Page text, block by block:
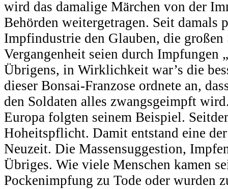
wird das damalige Märchen von der
Behörden weitergetragen. Seit damals
Impfindustrie den Glauben, die großen
Vergangenheit seien durch Impfungen
Übrigens, in Wirklichkeit war’s die
dieser Bonsai-Franzose ordnete an,
den Soldaten alles zwangsgeimpft
Europa folgten seinem Beispiel.
Hoheitspflicht. Damit entstand eine
Neuzeit. Die Massensuggestion,
Übriges. Wie viele Menschen kamen
Pockenimpfung zu Tode oder wurden